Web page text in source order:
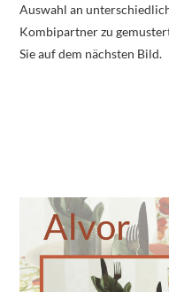
Auswahl an
Kombipartner zu
Sie auf dem nächsten Bild.